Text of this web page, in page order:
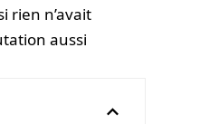
rien n’avait
aussi